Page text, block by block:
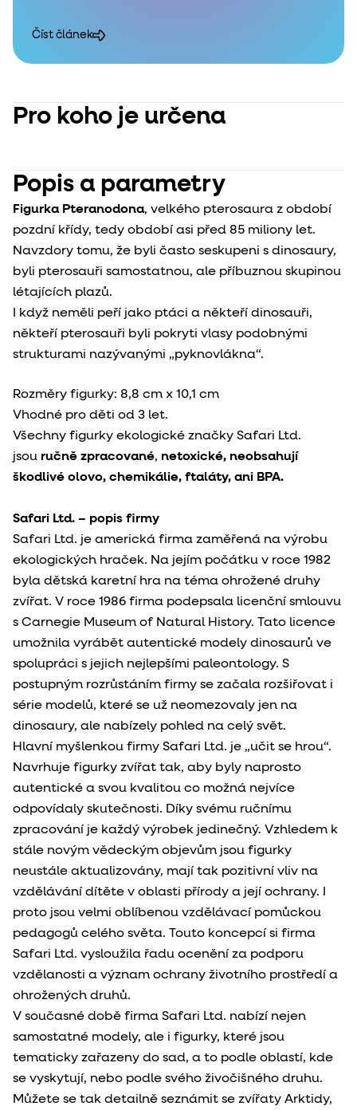
Číst článek
Pro koho je určena
Popis a parametry
Figurka Pteranodona, velkého pterosaura z období
pozdní křídy, tedy období asi před 85 miliony let.
Navzdory tomu, že byli často seskupeni s dinosaury,
byli pterosauři samostatnou, ale příbuznou skupinou
létajících plazů.
I když neměli peří jako ptáci a někteří dinosauři,
někteří pterosauři byli pokryti vlasy podobnými
strukturami nazývanými „pyknovlákna“.
Rozměry figurky: 8,8 cm x 10,1 cm
Vhodné pro děti od 3 let.
Všechny figurky ekologické značky Safari Ltd.
jsou ručně zpracované, netoxické, neobsahují
škodlivé olovo, chemikálie, ftaláty, ani BPA.
Safari Ltd. – popis firmy
Safari Ltd. je americká firma zaměřená na výrobu
ekologických hraček. Na jejím počátku v roce 1982
byla dětská karetní hra na téma ohrožené druhy
zvířat. V roce 1986 firma podepsala licenční smlouvu
s Carnegie Museum of Natural History. Tato licence
umožnila vyrábět autentické modely dinosaurů ve
spolupráci s jejich nejlepšími paleontology. S
postupným rozrůstáním firmy se začala rozšiřovat i
série modelů, které se už neomezovaly jen na
dinosaury, ale nabízely pohled na celý svět.
Hlavní myšlenkou firmy Safari Ltd. je „učit se hrou“.
Navrhuje figurky zvířat tak, aby byly naprosto
autentické a svou kvalitou co možná nejvíce
odpovídaly skutečnosti. Díky svému ručnímu
zpracování je každý výrobek jedinečný. Vzhledem k
stále novým vědeckým objevům jsou figurky
neustále aktualizovány, mají tak pozitivní vliv na
vzdělávání dítěte v oblasti přírody a její ochrany. I
proto jsou velmi oblíbenou vzdělávací pomůckou
pedagogů celého světa. Touto koncepcí si firma
Safari Ltd. vysloužila řadu ocenění za podporu
vzdělanosti a význam ochrany životního prostředí a
ohrožených druhů.
V současné době firma Safari Ltd. nabízí nejen
samostatné modely, ale i figurky, které jsou
tematicky zařazeny do sad, a to podle oblastí, kde
se vyskytují, nebo podle svého živočišného druhu.
Můžete se tak detailně seznámit se zvířaty Arktidy,